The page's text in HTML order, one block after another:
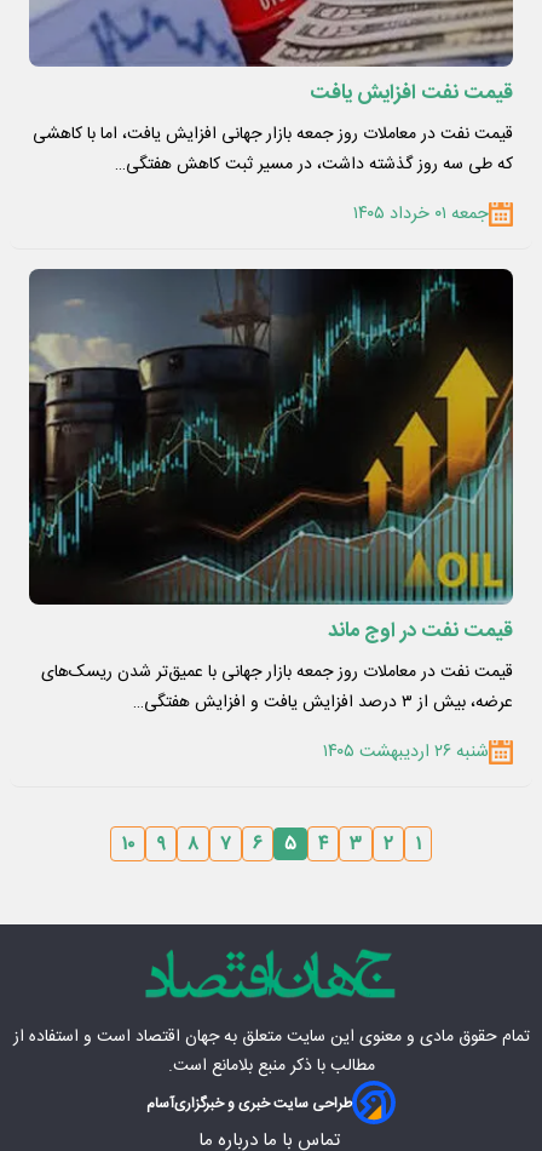
قیمت نفت افزایش یافت
قیمت نفت در معاملات روز جمعه بازار جهانی افزایش یافت، اما با کاهشی
که طی سه روز گذشته داشت، در مسیر ثبت کاهش هفتگی…
جمعه ۰۱ خرداد ۱۴۰۵
قیمت نفت در اوج ماند
قیمت نفت در معاملات روز جمعه بازار جهانی با عمیق‌تر شدن ریسک‌های
عرضه، بیش از ۳ درصد افزایش یافت و افزایش هفتگی…
شنبه ۲۶ اردیبهشت ۱۴۰۵
۱ ۲ ۳ ۴ ۵ ۶ ۷ ۸ ۹ ۱۰
تمام حقوق مادی‌ و معنوی این سایت متعلق بهجهان اقتصاد است و استفاده از
مطالب با ذکر منبع بلامانع است.
طراحی سایت خبری و خبرگزاریآسام
تماس با ما درباره ما